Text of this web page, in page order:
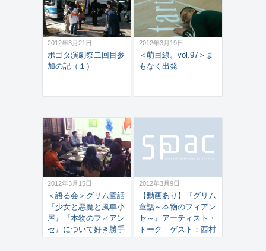
2012年3月21日
ボゴタ演劇祭二回目参
加の記（１）
2012年3月19日
＜萌目線。vol.97＞ま
もなく出発
2012年3月15日
＜語る会＞グリム童話
『少女と悪魔と風車小
屋』『本物のフィアン
セ』について好き勝手
2012年3月9日
【動画あり】『グリム
童話～本物のフィアン
セ～』アーティスト・
トーク ゲスト：西村